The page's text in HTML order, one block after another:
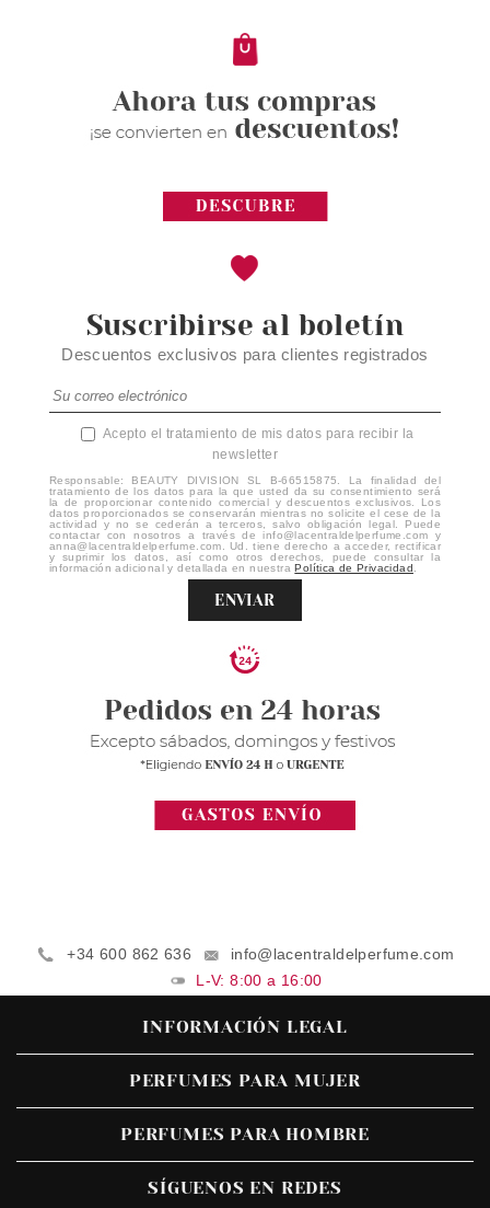
78.95€
Suscribirse al boletín
Descuentos exclusivos para clientes registrados
Acepto el tratamiento de mis datos para recibir la
newsletter
Responsable: BEAUTY DIVISION SL B-66515875. La finalidad del
tratamiento de los datos para la que usted da su consentimiento será
la de proporcionar contenido comercial y descuentos exclusivos. Los
datos proporcionados se conservarán mientras no solicite el cese de la
actividad y no se cederán a terceros, salvo obligación legal. Puede
contactar con nosotros a través de info@lacentraldelperfume.com y
anna@lacentraldelperfume.com. Ud. tiene derecho a acceder, rectificar
y suprimir los datos, así como otros derechos, puede consultar la
información adicional y detallada en nuestraPolítica de Privacidad
ENVIAR
+34 600 862 636
info@lacentraldelperfume.com
L-V: 8:00 a 16:00
INFORMACIÓN LEGAL
PERFUMES PARA MUJER
PERFUMES PARA HOMBRE
SÍGUENOS EN REDES